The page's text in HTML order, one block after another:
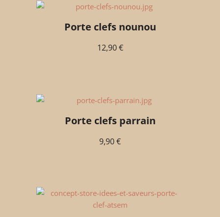
Porte clefs nounou
12,90€
Porte clefs parrain
9,90€